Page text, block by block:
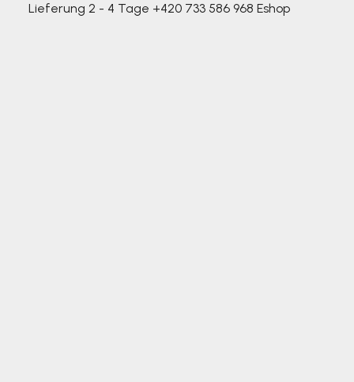
Lieferung 2 - 4 Tage +420 733 586 968 Eshop